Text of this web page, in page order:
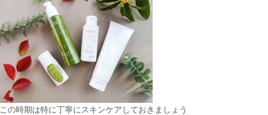
この時期は特に丁寧にスキンケアしておきましょう